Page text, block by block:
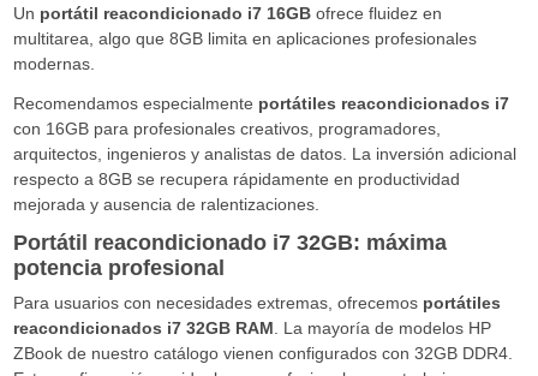
Un portátil reacondicionado i7 16GBofrece fluidez en
multitarea, algo que 8GB limita en aplicaciones profesionales
modernas.
Recomendamos especialmente portátiles reacondicionados i7
con 16GB para profesionales creativos, programadores,
arquitectos, ingenieros y analistas de datos. La inversión adicional
respecto a 8GB se recupera rápidamente en productividad
mejorada y ausencia de ralentizaciones.
Portátil reacondicionado i7 32GB: máxima
potencia profesional
Para usuarios con necesidades extremas, ofrecemos portátiles
reacondicionados i7 32GB RAM . La mayoría de modelos HP
ZBook de nuestro catálogo vienen configurados con 32GB DDR4.